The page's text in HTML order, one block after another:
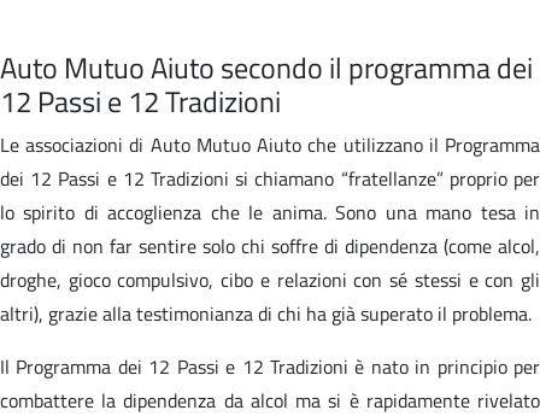
Auto Mutuo Aiuto secondo il programma dei
12 Passi e 12 Tradizioni
Le associazioni di Auto Mutuo Aiuto che utilizzano il Programma
dei 12 Passi e 12 Tradizioni si chiamano “fratellanze” proprio per
lo spirito di accoglienza che le anima. Sono una mano tesa in
grado di non far sentire solo chi soffre di dipendenza (come alcol,
droghe, gioco compulsivo, cibo e relazioni con sé stessi e con gli
altri), grazie alla testimonianza di chi ha già superato il problema.
Il Programma dei 12 Passi e 12 Tradizioni è nato in principio per
combattere la dipendenza da alcol ma si è rapidamente rivelato